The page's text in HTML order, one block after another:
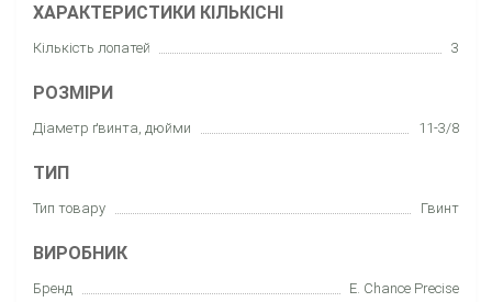
ХАРАКТЕРИСТИКИ КІЛЬКІСНІ
Кількість лопатей 3
РОЗМІРИ
Діаметр ґвинта, дюйми 11-3/8
ТИП
Тип товару Гвинт
ВИРОБНИК
Бренд
E. Chance Precise